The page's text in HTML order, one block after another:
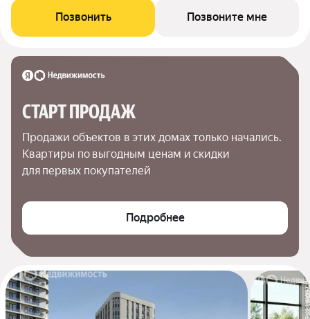
Позвонить Позвоните мне
СТАРТ ПРОДАЖ
Продажи объектов в этих домах только начались.
Квартиры по выгодным ценам и скидки
для первых покупателей
Подробнее